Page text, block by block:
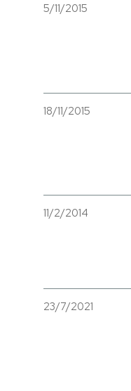
5/11/2015
18/11/2015
11/2/2014
23/7/2021